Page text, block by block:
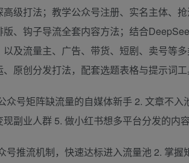
级打法；教学公众号注册、实名主体、
、钩子导流全套内容方法；结合
及流量主、广告、带货、短剧、卖号等
原创分发打法，配套选题表格与提示词
众号矩阵缺流量的自媒体新手 2. 文章不
副业人群 5. 做小红书想多平台分发的内
号推流机制，快速达标进入流量池 2. 掌